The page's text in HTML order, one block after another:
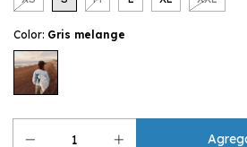
Color: Gris melange